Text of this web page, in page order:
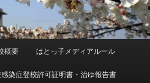
概要 はとっ子メディアルール
染症登校許可証明書・治ゆ報告書